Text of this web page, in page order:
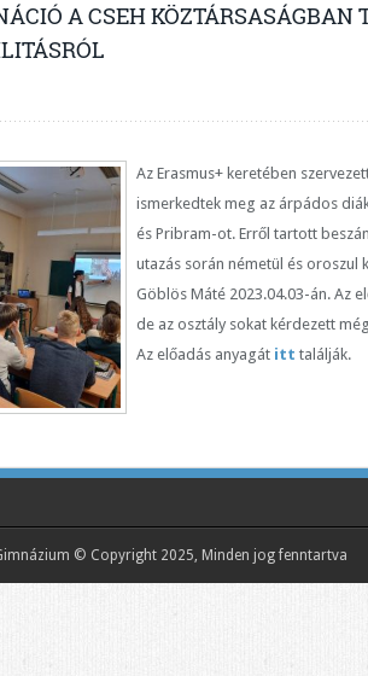
A CSEH KÖZTÁRSASÁGBAN
Az Erasmus+ keretében
ismerkedtek meg az árpádos
és Pribram-ot. Erről tartott
utazás során németül és oroszul
Göblös Máté 2023.04.03-án. Az
de az osztály sokat kérdezett
Az előadás anyagát itt találják.
© Copyright 2025, Minden jog fenntartva